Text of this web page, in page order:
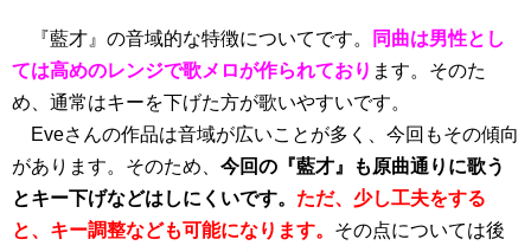
『藍才』の音域的な特徴についてです。
同曲は男性とし
ては高めのレンジで歌メロが作られており ます。そのた
め、通常はキーを下げた方が歌いやすいです。
Eveさんの作品は音域が広いことが多く、今回もその傾向
があります。そのため、 今回の『藍才』も原曲通りに歌う
とキー下げなどはしにくいです。 ただ、少し工夫をする
と、キー調整なども可能になります。 その点については後